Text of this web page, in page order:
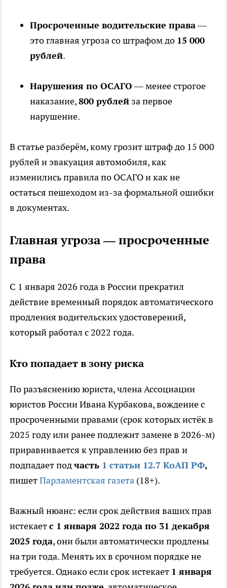
Просроченные водительские права—
это главная угроза со штрафом до 15 000
рублей.
Нарушения по ОСАГО— менее строгое
наказание,800 рублей за первое
нарушение.
В статье разберём, кому грозит штраф до 15 000
рублей и эвакуация автомобиля, как
изменились правила по ОСАГО и как не
остаться пешеходом из-за формальной ошибки
в документах.
Главная угроза — просроченные
права
С 1 января 2026 года в России прекратил
действие временный порядок автоматического
продления водительских удостоверений,
который работал с 2022 года.
Кто попадает в зону риска
По разъяснению юриста, члена Ассоциации
юристов России Ивана Курбакова, вождение с
просроченными правами (срок которых истёк в
2025 году или ранее подлежит замене в 2026-м)
приравнивается к управлению без прав и
подпадает подчасть 1 статьи 12.7 КоАП РФ,
пишетПарламентская газета (18+).
Важный нюанс: если срок действия ваших прав
истекаетс 1 января 2022 года по 31 декабря
2025 года, они были автоматически продлены
на три года. Менять их в срочном порядке не
требуется. Однако если срок истекает 1 января